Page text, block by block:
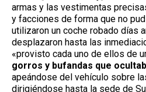
armas y las vestimentas
y facciones de forma que no
utilizaron un coche robado días
desplazaron hasta las
«provisto cada uno de ellos de
gorros y bufandas que
apeándose del vehículo sobre
dirigiéndose hasta la sede de